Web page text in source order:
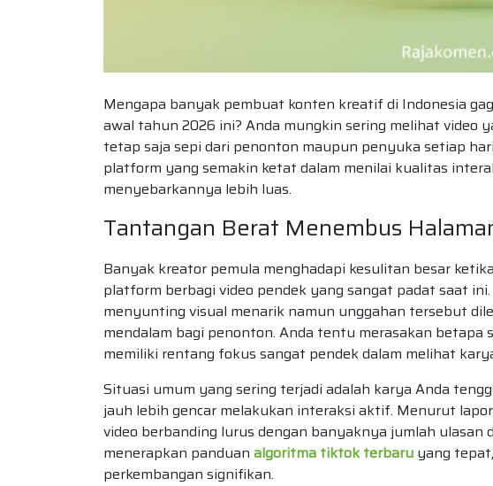
Mengapa banyak pembuat konten kreatif di Indonesia
awal tahun 2026 ini? Anda mungkin sering melihat video
tetap saja sepi dari penonton maupun penyuka setiap
platform yang semakin ketat dalam menilai kualitas
menyebarkannya lebih luas.
Tantangan Berat Menembus
Banyak kreator pemula menghadapi kesulitan besar
platform berbagi video pendek yang sangat padat saat
menyunting visual menarik namun unggahan tersebut
mendalam bagi penonton. Anda tentu merasakan
memiliki rentang fokus sangat pendek dalam melihat
Situasi umum yang sering terjadi adalah karya Anda
jauh lebih gencar melakukan interaksi aktif. Menurut
video berbanding lurus dengan banyaknya jumlah ulasan
menerapkan panduan algoritma tiktok terbaru yang
perkembangan signifikan.